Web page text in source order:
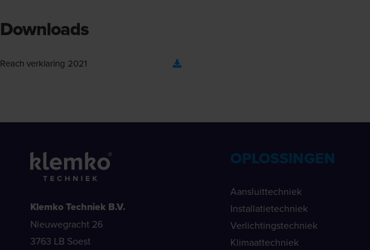
Downloads
Reach verklaring 2021
Klemko Techniek B.V.
Nieuwegracht 26
3763 LB Soest
OPLOSSINGEN
Aansluittechniek
Installatietechniek
Verlichtingstechniek
Klimaattechniek